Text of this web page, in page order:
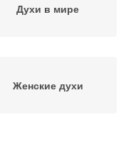
Духи в мире
Женские духи